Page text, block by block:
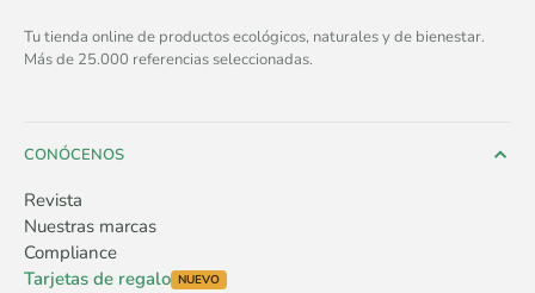
Tu tienda online de productos ecológicos, naturales y de bienestar.
Más de 25.000 referencias seleccionadas.
CONÓCENOS
Revista
Nuestras marcas
Compliance
Tarjetas de regalo NUEVO